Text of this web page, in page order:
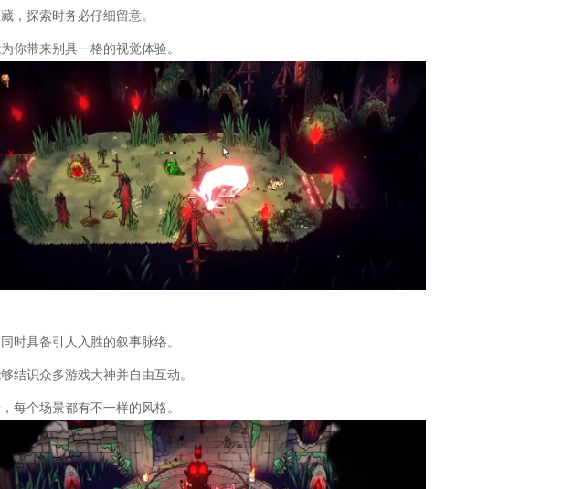
，探索时务必仔细留意。
你带来别具一格的视觉体验。
时具备引人入胜的叙事脉络。
结识众多游戏大神并自由互动。
每个场景都有不一样的风格。